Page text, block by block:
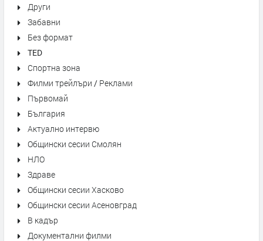
Други
Забавни
Без формат
TED
Спортна зона
Филми трейлъри / Реклами
Първомай
България
Актуално интервю
Общински сесии Смолян
НЛО
Здраве
Общински сесии Хасково
Общински сесии Асеновград
В кадър
Документални филми